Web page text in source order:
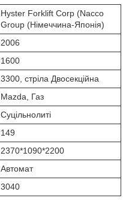
Hyster Forklift Corp (Nacco
Group (Німеччина-Японія)
2006
1600
3300, стріла Двосекційна
Mazda, Газ
Суцільнолиті
149
2370*1090*2200
Автомат
3040